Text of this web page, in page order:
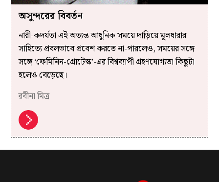
অসুন্দরের বিবর্তন
নারী-কদর্যতা এই অত্যন্ত আধুনিক সময়ে দাড়িয়ে মূলধারার
সাহিত্যে প্রবলভাবে প্রবেশ করতে না-পারলেও, সময়ের সঙ্গে
সঙ্গে ‘ফেমিনিন-গ্রোটেস্ক’-এর বিশ্বব্যাপী গ্রহণযোগ্যতা কিছুটা
হলেও বেড়েছে।
রবীনা মিত্র